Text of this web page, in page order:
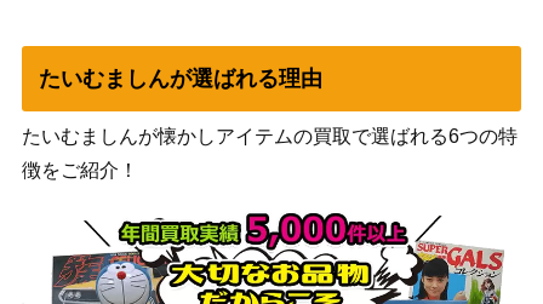
わるいカメックス(★web)
WEBシリーズ
★web）
【SV6a 078/064】
レット
（ナイトワンダラー）
フシギバナ（初版：マーク
旧裏面
30,000
たいむましんが選ばれる理由
たいむましんが懐かしアイテムの買取で選ばれる6つの特
徴をご紹介！